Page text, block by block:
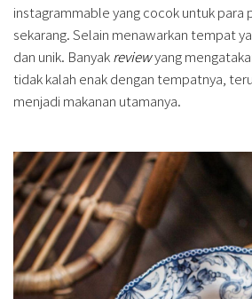
instagrammable yang cocok untuk para
sekarang. Selain menawarkan tempat
dan unik. Banyakreviewyang
tidak kalah enak dengan tempatnya,
menjadi makanan utamanya.